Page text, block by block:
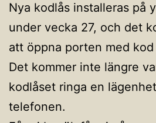
Nya kodlås installeras på
under vecka 27, och det
att öppna porten med
Det kommer inte längre
kodlåset ringa en
telefonen.